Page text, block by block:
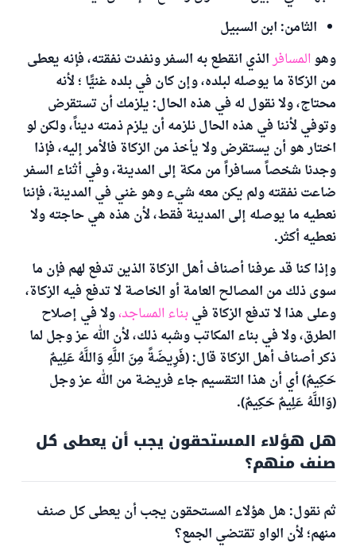
الثامن: ابن السبيل
وهوالمسافرالذي انقطع به السفر ونفدت نفقته، فإنه يعطى
من الزكاة ما يوصله لبلده، وإن كان في بلده غنيًّا ؛ لأنه
محتاج، ولا نقول له في هذه الحال: يلزمك أن تستقرض
وتوفي لأننا في هذه الحال نلزمه أن يلزم ذمته ديناً، ولكن لو
اختار هو أن يستقرض ولا يأخذ من الزكاة فالأمر إليه، فإذا
وجدنا شخصاً مسافراً من مكة إلى المدينة، وفي أثناء السفر
ضاعت نفقته ولم يكن معه شيء وهو غني في المدينة، فإننا
نعطيه ما يوصله إلى المدينة فقط، لأن هذه هي حاجته ولا
نعطيه أكثر.
وإذا كنا قد عرفنا أصناف أهل الزكاة الذين تدفع لهم فإن ما
سوى ذلك من المصالح العامة أو الخاصة لا تدفع فيه الزكاة،
وعلى هذا لا تدفع الزكاة فيبناء المساجد،ولا في إصلاح
الطرق، ولا في بناء المكاتب وشبه ذلك، لأن الله عز وجل لما
ذكر أصناف أهل الزكاة قال: (فَرِيضَةً مِنَ اللَّهِ وَاللَّهُ عَلِيمٌ
حَكِيمٌ) أي أن هذا التقسيم جاء فريضة من الله عز وجل
(وَاللَّهُ عَلِيمٌ حَكِيمٌ).
هل هؤلاء المستحقون يجب أن يعطى كل
صنف منهم؟
ثم نقول: هل هؤلاء المستحقون يجب أن يعطى كل صنف
منهم؛ لأن الواو تقتضي الجمع؟